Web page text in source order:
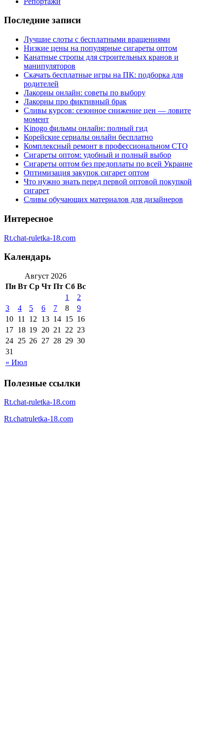
Последние записи
Лучшие слоты с бесплатными вращениями
Низкие цены на популярные сигареты оптом
Канатные стропы для строительных кранов и
манипуляторов
Скачать бесплатные игры на ПК: подборка для
родителей
Лакорны онлайн: советы по выбору
Лакорны про фиктивный брак
Сливы курсов: сезонное снижение цен — ловите
момент
Kinogo фильмы онлайн: полный гид
Корейские сериалы онлайн бесплатно
Комплексный ремонт в профессиональном СТО
Сигареты оптом: удобный и полный выбор
Сигареты оптом без предоплаты по всей Украине
Оптимизация закупок сигарет оптом
Что нужно знать перед первой оптовой покупкой
сигарет
Сливы обучающих материалов для дизайнеров
Интересное
Rt.chat-ruletka-18.com
Календарь
Август 2026
Пн Вт Ср Чт Пт Сб Вс
« Июл
1
2
3
4 5 6 7 8
9
10 11 12 13 14 15 16
17 18 19 20 21 22 23
24 25 26 27 28 29 30
31
Полезные ссылки
Rt.chat-ruletka-18.com
Rt.chatruletka-18.com